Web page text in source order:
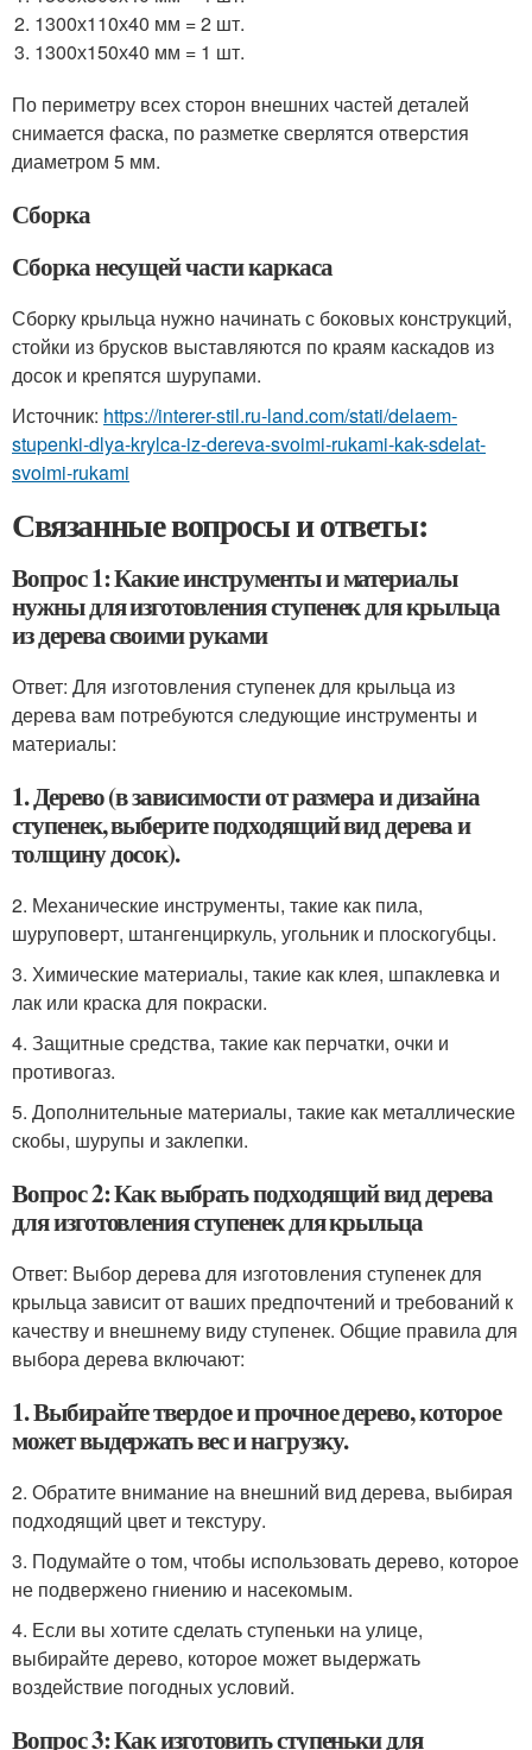
1300х110х40 мм = 2 шт.
1300х150х40 мм = 1 шт.
По периметру всех сторон внешних частей деталей
снимается фаска, по разметке сверлятся отверстия
диаметром 5 мм.
Сборка
Сборка несущей части каркаса
Сборку крыльца нужно начинать с боковых конструкций,
стойки из брусков выставляются по краям каскадов из
досок и крепятся шурупами.
Источник: https://interer-stil.ru-land.com/stati/delaem-
stupenki-dlya-krylca-iz-dereva-svoimi-rukami-kak-sdelat-
svoimi-rukami
Связанные вопросы и ответы:
Вопрос 1: Какие инструменты и материалы
нужны для изготовления ступенек для крыльца
из дерева своими руками
Ответ: Для изготовления ступенек для крыльца из
дерева вам потребуются следующие инструменты и
материалы:
1. Дерево (в зависимости от размера и дизайна
ступенек, выберите подходящий вид дерева и
толщину досок).
2. Механические инструменты, такие как пила,
шуруповерт, штангенциркуль, угольник и плоскогубцы.
3. Химические материалы, такие как клея, шпаклевка и
лак или краска для покраски.
4. Защитные средства, такие как перчатки, очки и
противогаз.
5. Дополнительные материалы, такие как металлические
скобы, шурупы и заклепки.
Вопрос 2: Как выбрать подходящий вид дерева
для изготовления ступенек для крыльца
Ответ: Выбор дерева для изготовления ступенек для
крыльца зависит от ваших предпочтений и требований к
качеству и внешнему виду ступенек. Общие правила для
выбора дерева включают:
1. Выбирайте твердое и прочное дерево, которое
может выдержать вес и нагрузку.
2. Обратите внимание на внешний вид дерева, выбирая
подходящий цвет и текстуру.
3. Подумайте о том, чтобы использовать дерево, которое
не подвержено гниению и насекомым.
4. Если вы хотите сделать ступеньки на улице,
выбирайте дерево, которое может выдержать
воздействие погодных условий.
Вопрос 3: Как изготовить ступеньки для